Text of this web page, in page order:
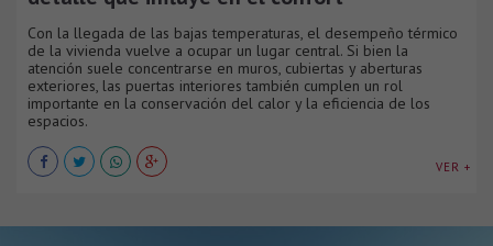
Con la llegada de las bajas temperaturas, el desempeño térmico
de la vivienda vuelve a ocupar un lugar central. Si bien la
atención suele concentrarse en muros, cubiertas y aberturas
exteriores, las puertas interiores también cumplen un rol
importante en la conservación del calor y la eficiencia de los
espacios.
VER +